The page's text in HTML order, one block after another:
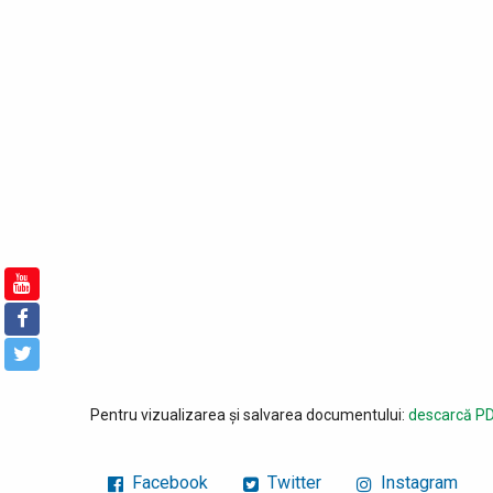
Pentru vizualizarea și salvarea documentului: descarcă
Facebook Twitter Instagram